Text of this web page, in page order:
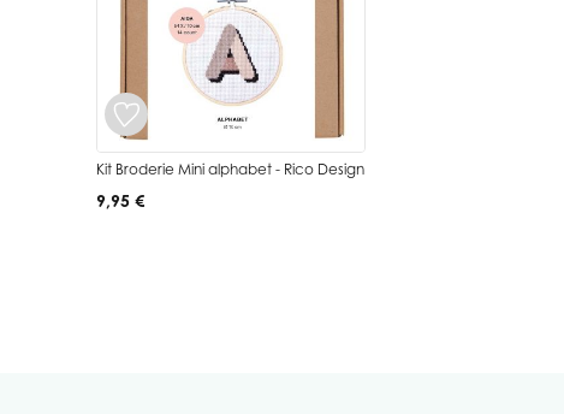
Kit Broderie Mini alphabet - Rico Design
9,95 €